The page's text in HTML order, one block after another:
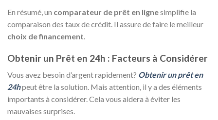
En résumé, un comparateur de prêt en lignesimplifie la
comparaison des taux de crédit. Il assure de faire le meilleur
choix de financement.
Obtenir un Prêt en 24h : Facteurs à Considérer
Vous avez besoin d’argent rapidement? Obtenir un prêt en
24hpeut être la solution. Mais attention, il y a des éléments
importants à considérer. Cela vous aidera à éviter les
mauvaises surprises.